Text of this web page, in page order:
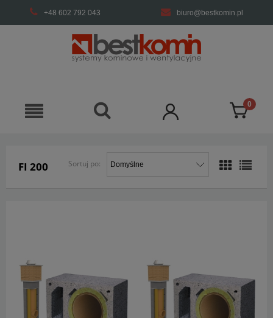
+48 602 792 043 biuro@bestkomin.pl
FI 200 Sortuj po: